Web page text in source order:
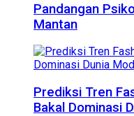
Pandangan
Mantan
Prediksi Tren
Bakal Dominasi